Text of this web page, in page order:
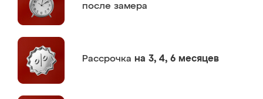
после замера
Рассрочка на 3, 4, 6 месяцев